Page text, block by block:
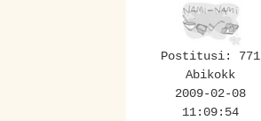
Postitusi: 771
Abikokk
2009-02-08
11:09:54